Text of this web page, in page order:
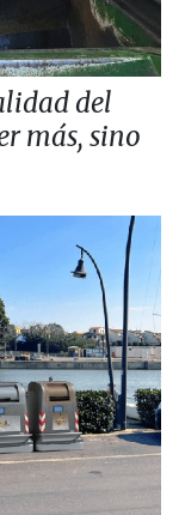
del
más, sino